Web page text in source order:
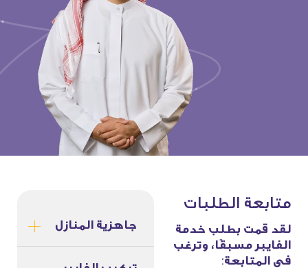
جاهزية المنازل
متابعة الطلبات
لقد قمت بطلب خدمة
الفايبر مسبقًا، وترغب
في المتابعة: